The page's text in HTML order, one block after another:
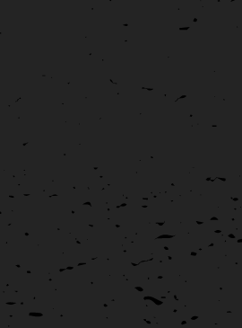
La ville de Douarnenez a lancé un
artistes locaux de créer un visuel pour
DouarnVenez